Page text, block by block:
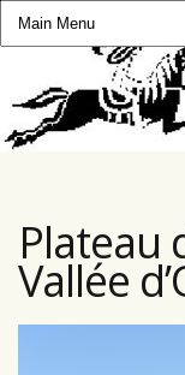
Plateau
Vallée